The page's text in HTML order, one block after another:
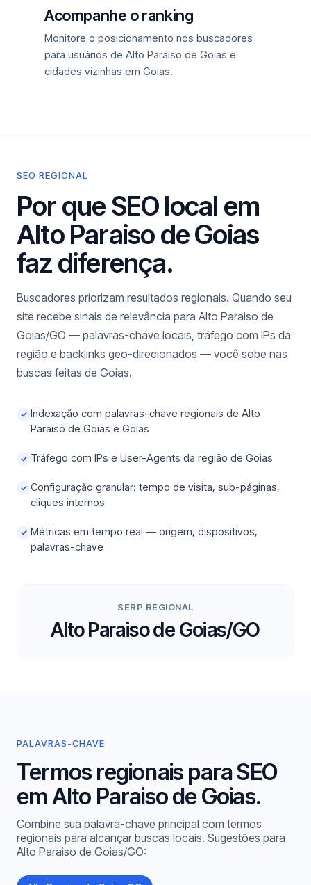
Acompanhe o ranking
Monitore o posicionamento nos buscadores
para usuários de Alto Paraiso de Goias e
cidades vizinhas em Goias.
SEO REGIONAL
Por que SEO local em
Alto Paraiso de Goias
faz diferença.
Buscadores priorizam resultados regionais. Quando seu
site recebe sinais de relevância para Alto Paraiso de
Goias/GO — palavras-chave locais, tráfego com IPs da
região e backlinks geo-direcionados — você sobe nas
buscas feitas de Goias.
✓ Indexação com palavras-chave regionais de Alto
Paraiso de Goias e Goias
✓ Tráfego com IPs e User-Agents da região de Goias
✓ Configuração granular: tempo de visita, sub-páginas,
cliques internos
✓ Métricas em tempo real — origem, dispositivos,
palavras-chave
SERP REGIONAL
Alto Paraiso de Goias/GO
PALAVRAS-CHAVE
Termos regionais para SEO
em Alto Paraiso de Goias.
Combine sua palavra-chave principal com termos
regionais para alcançar buscas locais. Sugestões para
Alto Paraiso de Goias/GO: